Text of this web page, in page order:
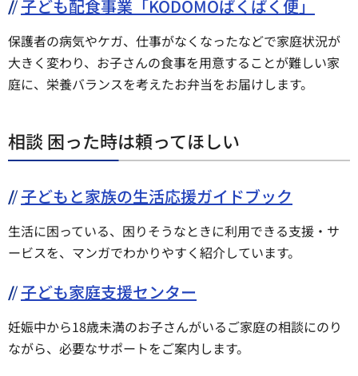
子ども配食事業「KODOMOぱくぱく便」
保護者の病気やケガ、仕事がなくなったなどで家庭状況が
大きく変わり、お子さんの食事を用意することが難しい家
庭に、栄養バランスを考えたお弁当をお届けします。
相談 困った時は頼ってほしい
子どもと家族の生活応援ガイドブック
生活に困っている、困りそうなときに利用できる支援・サ
ービスを、マンガでわかりやすく紹介しています。
子ども家庭支援センター
妊娠中から18歳未満のお子さんがいるご家庭の相談にのり
ながら、必要なサポートをご案内します。